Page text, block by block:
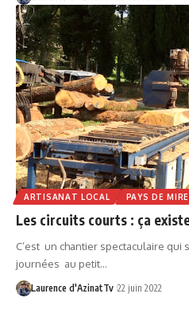
ARTISANAT LOCAL PAYS DE
Les circuits courts : ça
C’est un chantier spectaculaire qui
journées au petit…
Laurence d'AzinatTv 22 juin 2022